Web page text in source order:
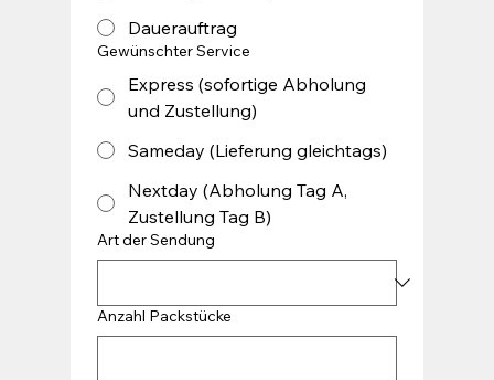
Dauerauftrag
Gewünschter Service
Express (sofortige Abholung
und Zustellung)
Sameday (Lieferung gleichtags)
Nextday (Abholung Tag A,
Zustellung Tag B)
Art der Sendung
Anzahl Packstücke